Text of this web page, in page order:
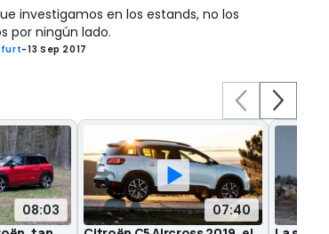
investigamos en los estands, no los
por ningún lado.
-13 Sep 2017
08:03 07:40